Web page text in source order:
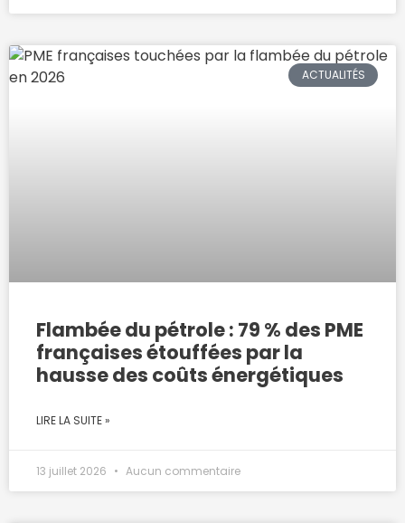
ACTUALITÉS
Flambée du pétrole : 79 % des PME
françaises étouffées par la
hausse des coûts énergétiques
LIRE LA SUITE »
13 juillet 2026 Aucun commentaire